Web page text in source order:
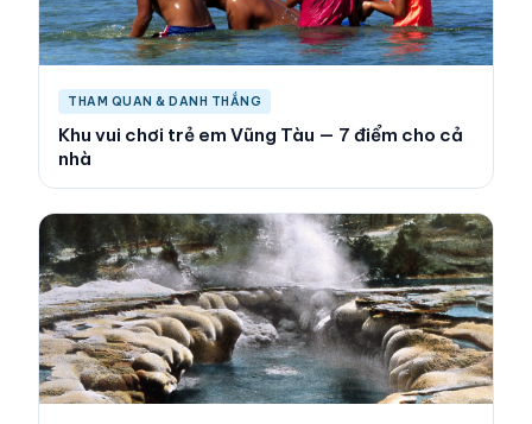
THAM QUAN & DANH THẮNG
Khu vui chơi trẻ em Vũng Tàu — 7 điểm cho cả
nhà